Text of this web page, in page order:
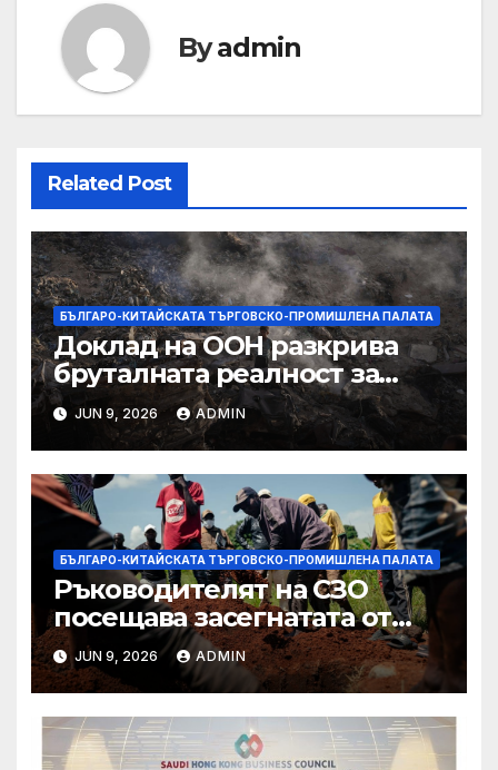
Byadmin
Related Post
БЪЛГАРО-КИТАЙСКАТА ТЪРГОВСКО-ПРОМИШЛЕНА ПАЛАТА
Доклад на ООН разкрива
бруталната реалност за
палестинците в Газа,
Западния бряг
JUN 9, 2026 ADMIN
БЪЛГАРО-КИТАЙСКАТА ТЪРГОВСКО-ПРОМИШЛЕНА ПАЛАТА
Ръководителят на СЗО
посещава засегнатата от
Ебола Уганда, след като
вирусът се разпространява
от ДРК
JUN 9, 2026 ADMIN